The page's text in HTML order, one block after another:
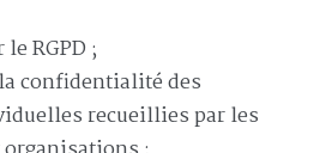
RGPD ;
confidentialité des
recueillies par les